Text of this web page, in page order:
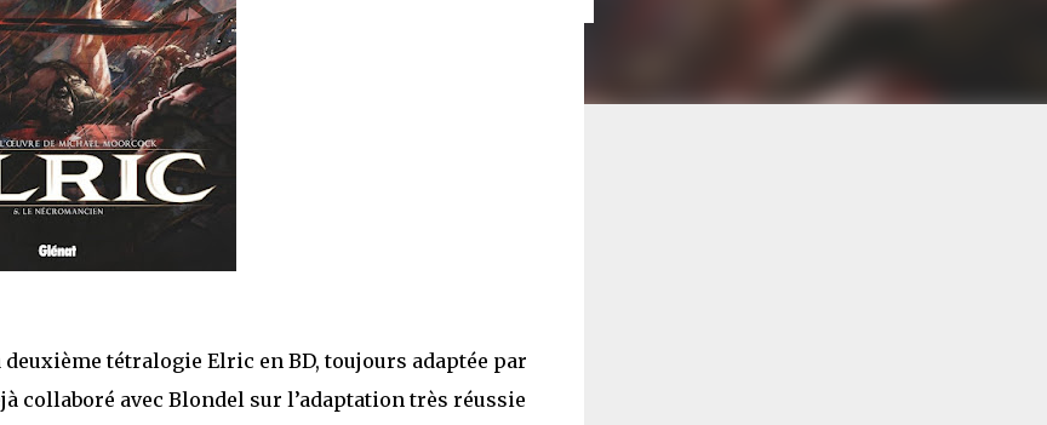
tétralogie Elric en BD, toujours adaptée par
collaboré avec Blondel sur l’adaptation très réussie